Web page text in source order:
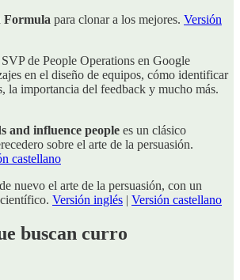
Formula para clonar a los mejores. Versión
de People Operations en Google
en el diseño de equipos, cómo identificar
la importancia del feedback y mucho más.
and influence people es un clásico
sobre el arte de la persuasión.
castellano
nuevo el arte de la persuasión, con un
Versión inglés | Versión castellano
buscan curro